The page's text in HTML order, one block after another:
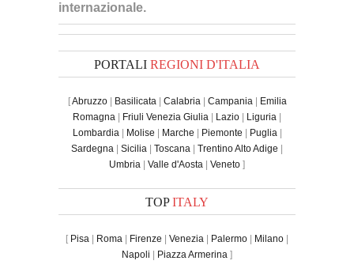
internazionale.
PORTALI REGIONI D'ITALIA
[Abruzzo| Basilicata| Calabria| Campania|
Emilia
Romagna
Friuli Venezia Giulia Lazio Liguria
Lombardia| Molise Marche Piemonte Puglia|
Sardegna
Sicilia Toscana Trentino Alto Adige
Umbria
Valle d'Aosta Veneto ]
TOPITALY
[ Pisa Roma Firenze Venezia Palermo Milano
Napoli
Piazza Armerina ]